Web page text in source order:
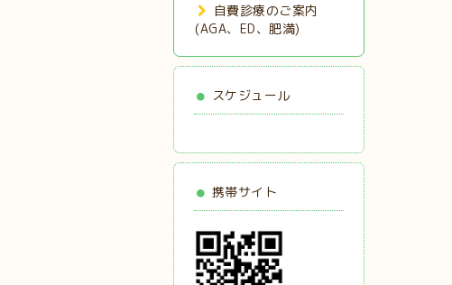
自費診療のご案内
(AGA、ED、肥満)
スケジュール
携帯サイト